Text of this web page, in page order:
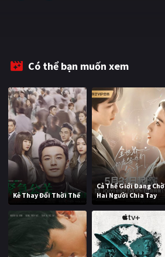
PHIM CHIẾU RẠP
TUYỂN TẬP PHIM
BLOG
Có thể bạn muốn xem
Kẻ Thay Đổi Thời Thế
Cả Thế Giới Đang Chờ
Hai Người Chia Tay